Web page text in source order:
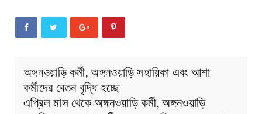
অঙ্গনওয়াড়ি কর্মী, অঙ্গনওয়াড়ি সহায়িকা এবং আশা
কর্মীদের বেতন বৃদ্ধি হচ্ছে
এপ্রিল মাস থেকে অঙ্গনওয়াড়ি কর্মী, অঙ্গনওয়াড়ি